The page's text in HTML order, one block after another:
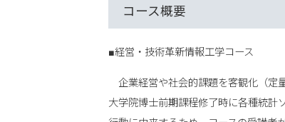
コース概要
■経営・技術革新情報工学コース
企業経営や社会的課題を客観化（定
大学院博士前期課程修了時に各種統計